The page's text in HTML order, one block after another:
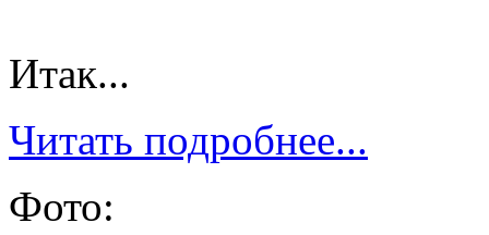
Итак...
Читать подробнее...
Фото: